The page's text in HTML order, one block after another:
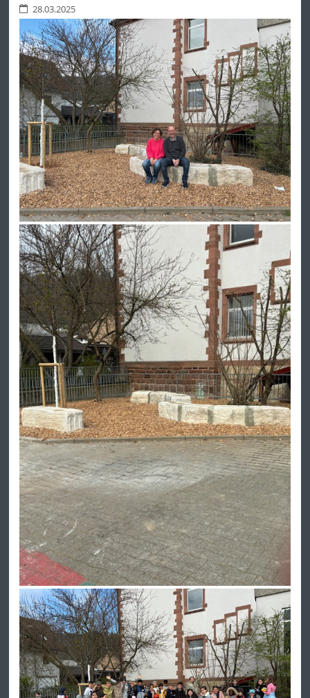
Am 7.4. fand wieder ein gemeinsamer Einsatz von Lehrerinnen
und Eltern im Schulgarten statt. Auch ein paar fleißige
Kinderhände waren dabei. Jetzt ist dank dieser Aktion unser
Schulgarten bereit für die nächste Saison! Danke an alle fleißigen
Hände 👌💪🏼!
28.03.2025